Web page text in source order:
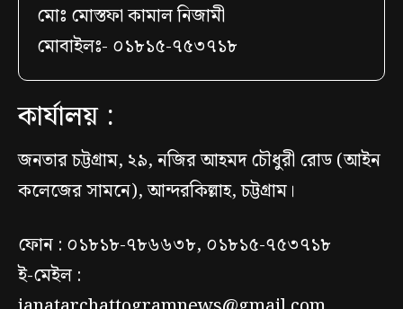
মোঃ মোস্তফা কামাল নিজামী
মোবাইলঃ- ০১৮১৫-৭৫৩৭১৮
কার্যালয় :
জনতার চট্টগ্রাম, ২৯, নজির আহমদ চৌধুরী রোড (আইন
কলেজের সামনে), আন্দরকিল্লাহ, চট্টগ্রাম।
ফোন : ০১৮১৮-৭৮৬৬৩৮, ০১৮১৫-৭৫৩৭১৮
ই-মেইল :